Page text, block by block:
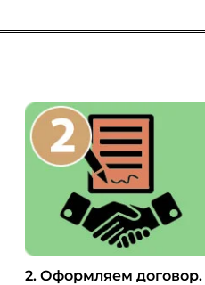
2. Оформляем договор.